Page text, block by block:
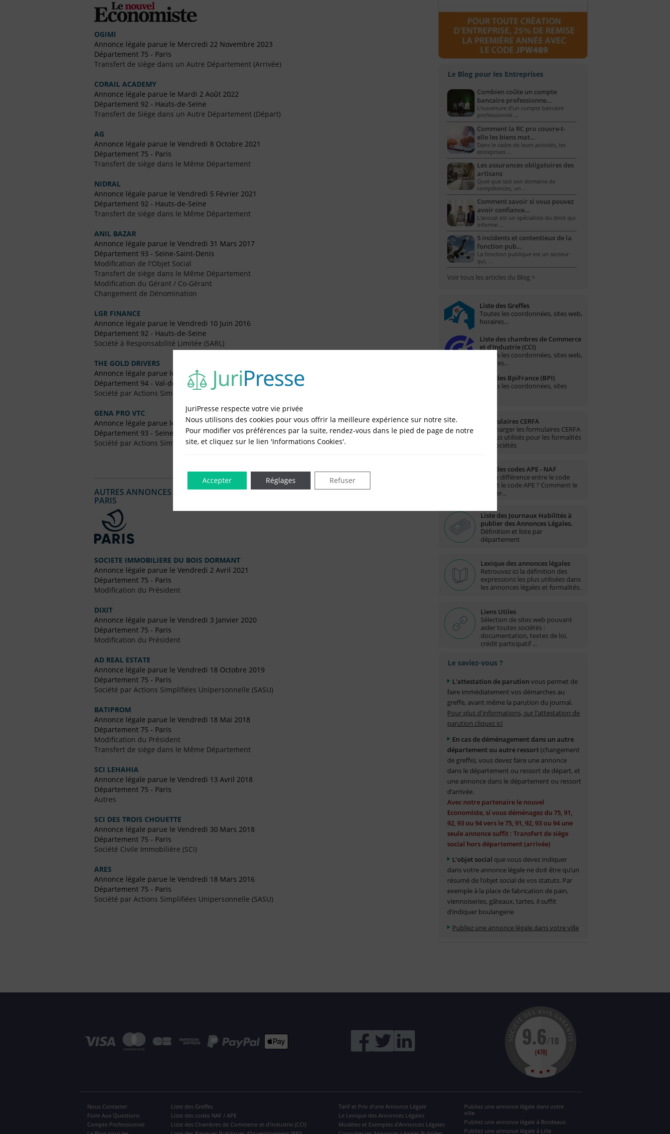
OGIMI
Annonce légale parue le Mercredi 22 Novembre 2023
Département 75 - Paris
Transfert de siège dans un Autre Département (Arrivée)
CORAIL ACADEMY
Annonce légale parue le Mardi 2 Août 2022
Département 92 - Hauts-de-Seine
Transfert de Siège dans un Autre Département (Départ)
AG
Annonce légale parue le Vendredi 8 Octobre 2021
Département 75 - Paris
Transfert de siège dans le Même Département
NIDRAL
Annonce légale parue le Vendredi 5 Février 2021
Département 92 - Hauts-de-Seine
Transfert de siège dans le Même Département
ANIL BAZAR
Annonce légale parue le Vendredi 31 Mars 2017
Département 93 - Seine-Saint-Denis
Modification de l'Objet Social
Transfert de siège dans le Même Département
Modification du Gérant / Co-Gérant
Changement de Dénomination
LGR FINANCE
Annonce légale parue le Vendredi 10 Juin 2016
Département 92 - Hauts-de-Seine
Société à Responsabilité Limitée (SARL)
THE GOLD DRIVERS
Annonce légale parue le Vendredi 11 Mars 2016
Département 94 - Val-de-Marne
Société par Actions Simplifiées Unipersonnelle (SASU)
GENA PRO VTC
Annonce légale parue le Vendredi 4 Mars 2016
Département 93 - Seine-Saint-Denis
Société par Actions Simplifiées (SAS)
AUTRES ANNONCES LÉGALES PUBLIÉES EN LIGNE DANS LE DÉPARTEMENT DU 75 -
PARIS
SOCIETE IMMOBILIERE DU BOIS DORMANT
Annonce légale parue le Vendredi 2 Avril 2021
Département 75 - Paris
Modification du Président
DIXIT
Annonce légale parue le Vendredi 3 Janvier 2020
Département 75 - Paris
Modification du Président
AD REAL ESTATE
Annonce légale parue le Vendredi 18 Octobre 2019
Département 75 - Paris
Société par Actions Simplifiées Unipersonnelle (SASU)
BATIPROM
Annonce légale parue le Vendredi 18 Mai 2018
Département 75 - Paris
Modification du Président
Transfert de siège dans le Même Département
SCI LEHAHIA
Annonce légale parue le Vendredi 13 Avril 2018
Département 75 - Paris
Autres
SCI DES TROIS CHOUETTE
Annonce légale parue le Vendredi 30 Mars 2018
Département 75 - Paris
Société Civile Immobilière (SCI)
ARES
Annonce légale parue le Vendredi 18 Mars 2016
Département 75 - Paris
Société par Actions Simplifiées Unipersonnelle (SASU)
Le Blog pour les Entreprises
Combien coûte un compte
bancaire professionne…
L’ouverture d’un compte bancaire
professionnel …
Comment la RC pro couvre-t-
elle les biens mat…
Dans le cadre de leurs activités, les
entreprises …
Les assurances obligatoires des
artisans
Quel que soit son domaine de
compétences, un …
Comment savoir si vous pouvez
avoir confiance…
L'avocat est un spécialiste du droit qui
informe …
5 incidents et contentieux de la
fonction pub…
La fonction publique est un secteur
qui, …
Voir tous les articles du Blog >
Liste des Greffes
Toutes les coordonnées, sites web,
horaires...
Liste des chambres de Commerce
et d'Industrie (CCI)
Toutes les coordonnées, sites web,
horaires...
Liste des BpiFrance (BPI)
Toutes les coordonnées, sites
Formulaires CERFA
Télécharger les formulaires CERFA
les plus utilisés pour les formalités
des sociétés
Liste des codes APE - NAF
Quelle différence entre le code
NAF et le code APE ? Comment le
trouver…
Liste des Journaux Habilités à
publier des Annonces Légales.
Définition et liste par
département
Lexique des annonces légales
Retrouvez ici la définition des
expressions les plus utilisées dans
les annonces légales et formalités.
Liens Utiles
Sélection de sites web pouvant
aider toutes sociétés :
documentation, textes de loi,
crédit participatif ...
Le saviez-vous ?
L'attestation de parution vous permet de
faire immédiatement vos démarches au
greffe, avant même la parution du journal.
Pour plus d'informations, sur l'attestation de
parution cliquez ici
En cas de déménagement dans un autre
département ou autre ressort(changement
de greffe), vous devez faire une annonce
dans le département ou ressort de départ, et
une annonce dans le département ou ressort
d’arrivée.
Avec notre partenaire le nouvel
Economiste, si vous déménagez du 75, 91,
92, 93 ou 94 vers le 75, 91, 92, 93 ou 94 une
seule annonce suffit : Transfert de siège
social hors département (arrivée)
L’objet social que vous devez indiquer
dans votre annonce légale ne doit être qu’un
résumé de l’objet social de vos statuts. Par
exemple à la place de fabrication de pain,
viennoiseries, gâteaux, tartes, il suffit
d’indiquer boulangerie
Publiez une annonce légale dans votre ville
Nous Contacter
Foire Aux Questions
Compte Professionnel
Liste des Greffes
Liste des codes NAF / APE
Liste des Chambres de Commerce et d'Industrie (CCI)
Tarif et Prix d'une Annonce Légale
Le Lexique des Annonces Légales
Modèles et Exemples d'Annonces Légales
Publiez une annonce légale dans votre
ville
Publiez une annonce légale à Bordeaux
Publiez une annonce légale à Lille
JuriPresse respecte votre vie privée
Nous utilisons des cookies pour vous offrir la meilleure expérience sur notre site.
Pour modifier vos préférences par la suite, rendez-vous dans le pied de page de notre
site, et cliquez sur le lien 'Informations Cookies'.
Accepter Refuser
Réglages